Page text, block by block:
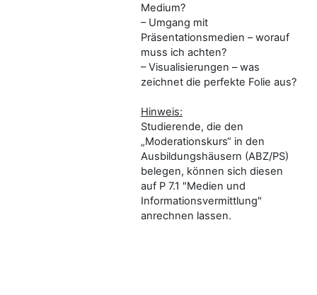
Medium?
– Umgang mit
Präsentationsmedien – worauf
muss ich achten?
– Visualisierungen – was
zeichnet die perfekte Folie aus?
Hinweis:
Studierende, die den
„Moderationskurs“ in den
Ausbildungshäusern (ABZ/PS)
belegen, können sich diesen
auf P 7.1 "Medien und
Informationsvermittlung"
anrechnen lassen.